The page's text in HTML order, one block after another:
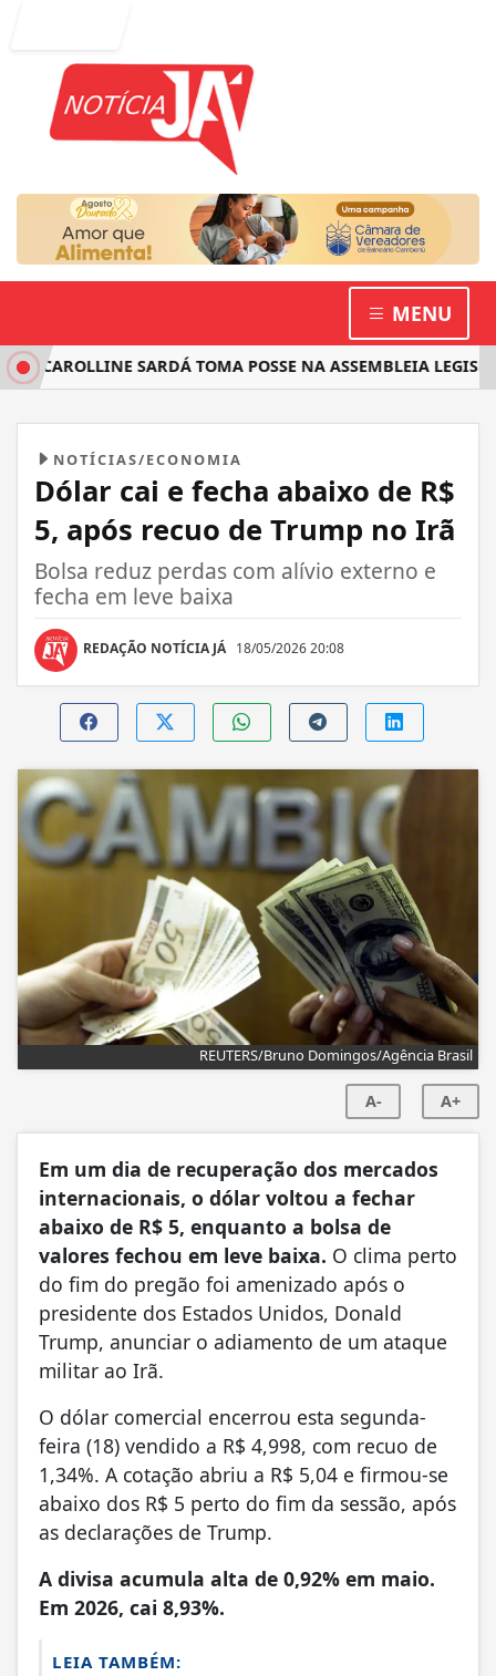
MENU
SARDÁ TOMA POSSE NA ASSEMBLEIA
NOTÍCIAS/ECONOMIA
Dólar cai e fecha abaixo de R$
5, após recuo de Trump no Irã
Bolsa reduz perdas com alívio externo e
fecha em leve baixa
REDAÇÃO NOTÍCIA JÁ 18/05/2026 20:08
REUTERS/Bruno Domingos/Agência Brasil
A- A+
Em um dia de recuperação dos mercados
internacionais, o dólar voltou a fechar
abaixo de R$ 5, enquanto a bolsa de
valores fechou em leve baixa. O clima perto
do fim do pregão foi amenizado após o
presidente dos Estados Unidos, Donald
Trump, anunciar o adiamento de um ataque
militar ao Irã.
O dólar comercial encerrou esta segunda-
feira (18) vendido a R$ 4,998, com recuo de
1,34%. A cotação abriu a R$ 5,04 e firmou-se
abaixo dos R$ 5 perto do fim da sessão, após
as declarações de Trump.
A divisa acumula alta de 0,92% em maio.
Em 2026, cai 8,93%.
LEIA TAMBÉM: